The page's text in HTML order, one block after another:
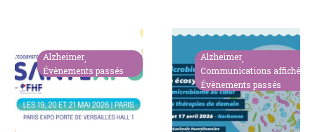
2026
–
/
Porte
Alzheimer
Évènements passés
Le
microbiome
au
cœur
des
thérapies
Alzheimer
Communications affichées
Évènements passés